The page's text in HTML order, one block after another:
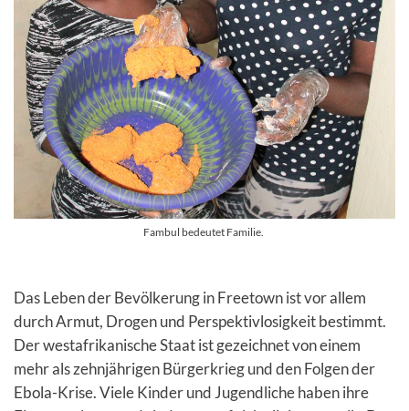
Fambul bedeutet Familie.
Das Leben der Bevölkerung in Freetown ist vor allem
durch Armut, Drogen und Perspektivlosigkeit bestimmt.
Der westafrikanische Staat ist gezeichnet von einem
mehr als zehnjährigen Bürgerkrieg und den Folgen der
Ebola-Krise. Viele Kinder und Jugendliche haben ihre